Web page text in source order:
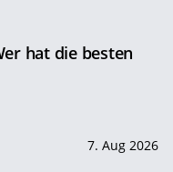
hat die besten
7. Aug 2026